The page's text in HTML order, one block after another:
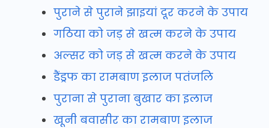
पुराने से पुराने झाइयां दूर करने के उपाय
गठिया को जड़ से खत्म करने के उपाय
अल्सर को जड़ से खत्म करने के उपाय
डैंड्रफ का रामबाण इलाज पतंजलि
पुराना से पुराना बुखार का इलाज
खूनी बवासीर का रामबाण इलाज